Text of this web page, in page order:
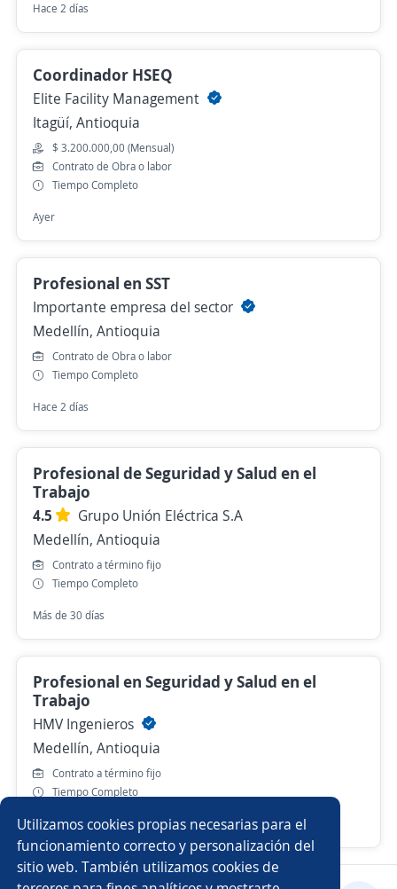
Utilizamos cookies propias necesarias para el
funcionamiento correcto y personalización del
sitio web. También utilizamos cookies de
Hace 2 días
Coordinador HSEQ
Elite Facility Management
Itagüí, Antioquia
$ 3.200.000,00 (Mensual)
Contrato de Obra o labor
Tiempo Completo
Ayer
Profesional en SST
Importante empresa del sector
Medellín, Antioquia
Contrato de Obra o labor
Tiempo Completo
Hace 2 días
Profesional de Seguridad y Salud en el
Trabajo
4.5
Grupo Unión Eléctrica S.A
Medellín, Antioquia
Contrato a término fijo
Tiempo Completo
Más de 30 días
Profesional en Seguridad y Salud en el
Trabajo
HMV Ingenieros
Medellín, Antioquia
Contrato a término fijo
Tiempo Completo
Hace 7 días